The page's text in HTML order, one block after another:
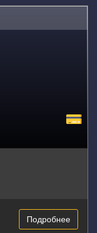
Подробнее